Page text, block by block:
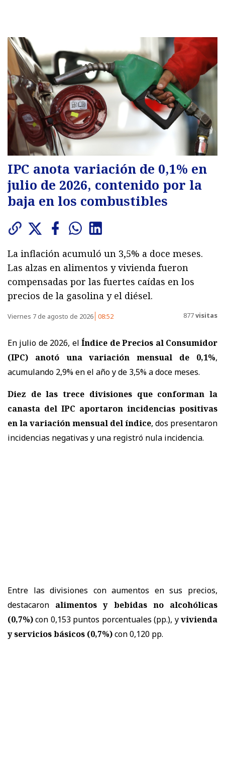
IPC anota variación de 0,1% en
julio de 2026, contenido por la
baja en los combustibles
La inflación acumuló un 3,5% a doce meses.
Las alzas en alimentos y vivienda fueron
compensadas por las fuertes caídas en los
precios de la gasolina y el diésel.
Viernes 7 de agosto de 2026 08:52 877visitas
En julio de 2026, elÍndice de Precios al Consumidor
(IPC) anotó una variación mensual de 0,1%,
acumulando 2,9% en el año y de 3,5% a doce meses.
Diez de las trece divisiones que conforman la
canasta del IPC aportaron incidencias positivas
en la variación mensual del índice, dos presentaron
incidencias negativas y una registró nula incidencia.
Entre las divisiones con aumentos en sus precios,
destacaron alimentos y bebidas no alcohólicas
(0,7%)con 0,153 puntos porcentuales (pp.), yvivienda
y servicios básicos (0,7%)con 0,120 pp.